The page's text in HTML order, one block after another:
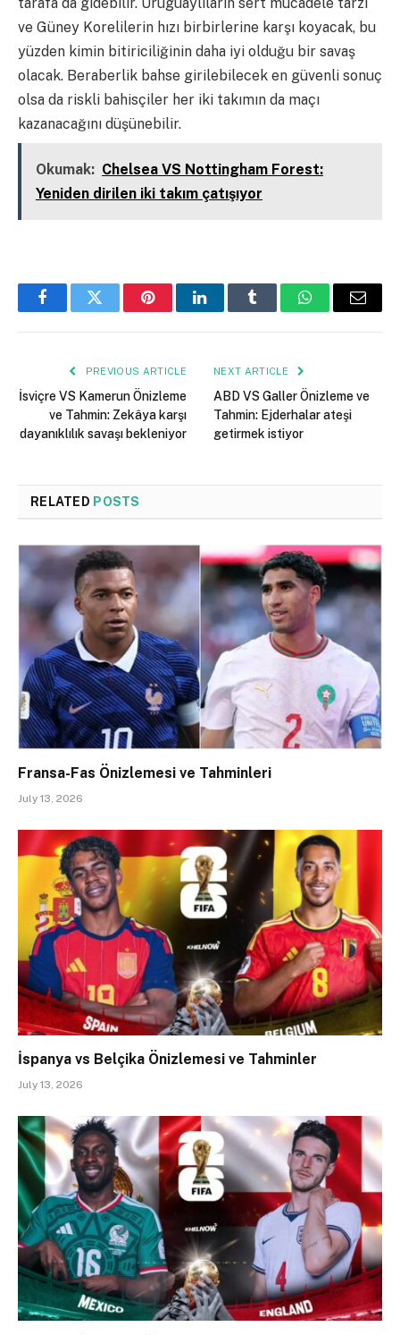
ve Güney Korelilerin hızı birbirlerine karşı koyacak, bu
yüzden kimin bitiriciliğinin daha iyi olduğu bir savaş
olacak. Beraberlik bahse girilebilecek en güvenli sonuç
olsa da riskli bahisçiler her iki takımın da maçı
kazanacağını düşünebilir.
Okumak: Chelsea VS Nottingham Forest:
Yeniden dirilen iki takım çatışıyor
FacebookTwitter PinterestLinkedInTumblr WhatsAppEmail
PREVIOUS ARTICLE
İsviçre VS Kamerun Önizleme
ve Tahmin: Zekâya karşı
dayanıklılık savaşı bekleniyor
NEXT ARTICLE
ABD VS Galler Önizleme ve
Tahmin: Ejderhalar ateşi
getirmek istiyor
RELATED POSTS
Fransa-Fas Önizlemesi ve Tahminleri
July 13, 2026
İspanya vs Belçika Önizlemesi ve Tahminler
July 13, 2026